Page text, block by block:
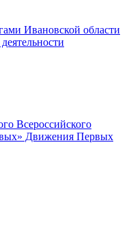
Ивановской области
Всероссийского
Движения Первых